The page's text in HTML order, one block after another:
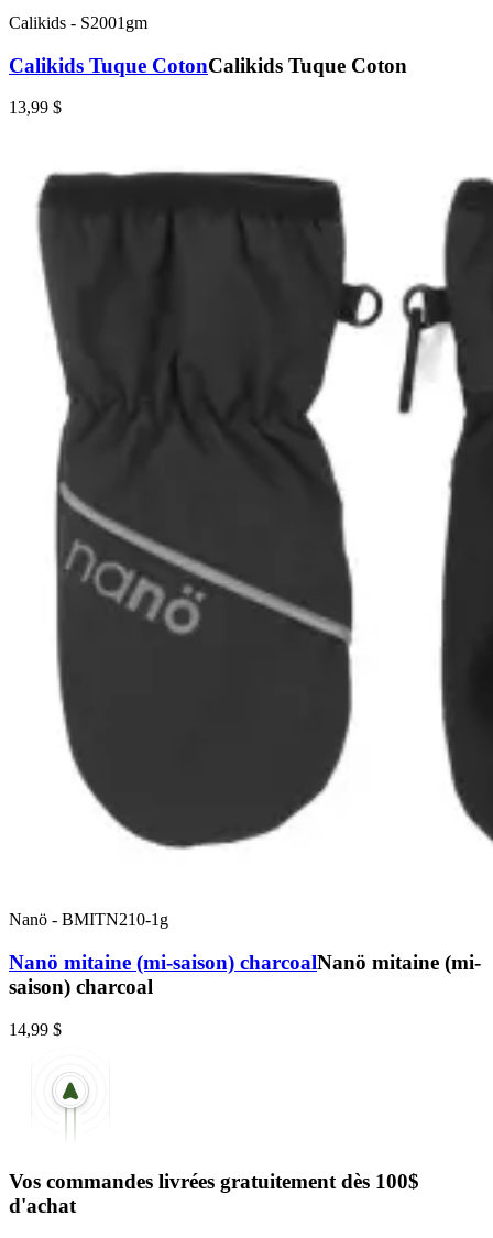
Calikids - S2001gm
Calikids Tuque CotonCalikids Tuque Coton
13,99 $
Nanö - BMITN210-1g
Nanö mitaine (mi-saison) charcoalNanö mitaine (mi-
saison) charcoal
14,99 $
Vos commandes livrées gratuitement dès 100$
d'achat